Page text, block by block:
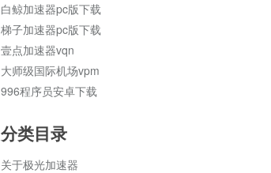
白鲸加速器pc版下载
梯子加速器pc版下载
壹点加速器vqn
大师级国际机场vpm
996程序员安卓下载
分类目录
关于极光加速器